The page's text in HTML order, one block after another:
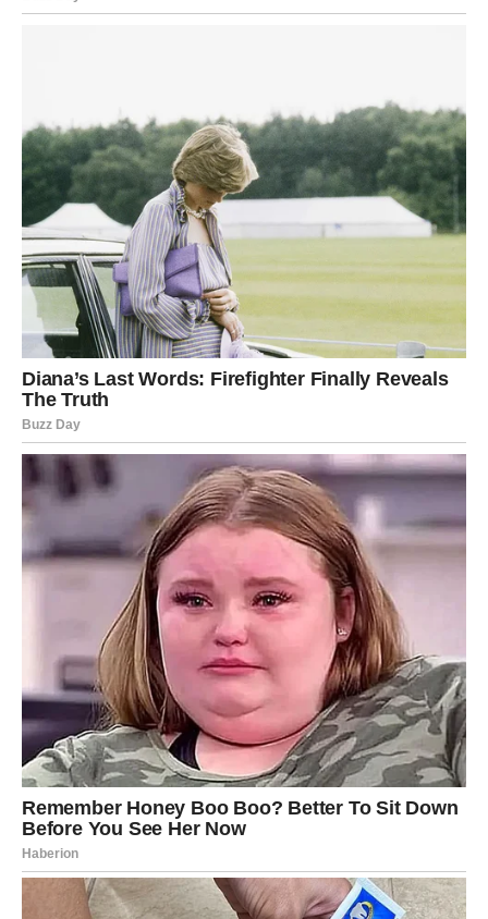
oslobađanja, iznenadnih vesti i
pravde koja stiže kada je
najpotrebnija
Rakovi su dugo nosili težinu, tugu, nejasne situacije,
neizgovorene reči i tihe borbe. Ali ovi dani donose
najvažnije: olakšanje.
1. Poruka ili vest koja menja sve
Rak će dobiti vest ili informaciju koja mu vraća veru.
Možda je to poruka od osobe od koje se najmanje nadao,
možda je to odluka koja rešava problem, možda najzad
dolazi jasnoća oko odnosa koji je dugo bio na ivici.
Ono što je sigurno:
Rak dobija odgovor koji mu vraća mir.
2. U ljubavi – istina, osećanja, pomak
Rak dugo potiskuje emocije jer strahuje od povrede. U
ova tri dana taj strah popušta.
Ovo je vreme kada:
– shvata šta oseća
– shvata šta želi
– dobija gest koji mu znači
– ili otpušta ono što ga je dugo bolelo
Sudbina mu šalje znak: